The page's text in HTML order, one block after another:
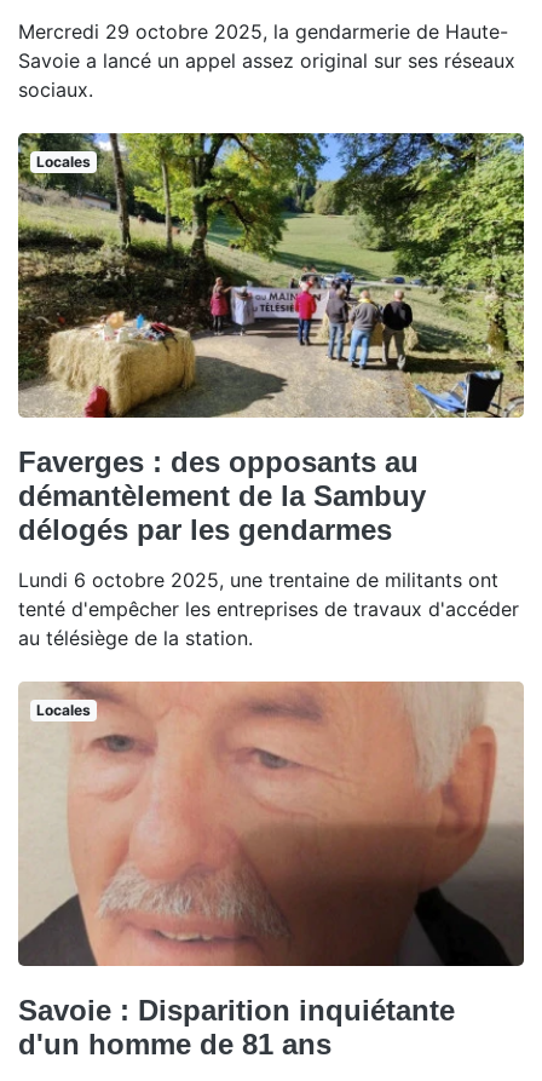
Mercredi 29 octobre 2025, la gendarmerie de Haute-
Savoie a lancé un appel assez original sur ses réseaux
sociaux.
Locales
Faverges : des opposants au
démantèlement de la Sambuy
délogés par les gendarmes
Lundi 6 octobre 2025, une trentaine de militants ont
tenté d'empêcher les entreprises de travaux d'accéder
au télésiège de la station.
Locales
Savoie : Disparition inquiétante
d'un homme de 81 ans